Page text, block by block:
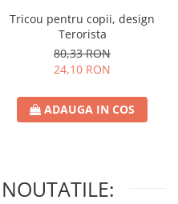
Tricou pentru copii, design
Terorista
80,33 RON
24,10 RON
ADAUGA IN COS